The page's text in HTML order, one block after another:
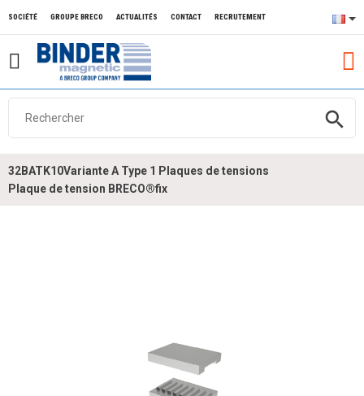
search
SOCIÉTÉ GROUPE BRECO ACTUALITÉS CONTACT RECRUTEMENT
32BATK10Variante A Type 1 Plaques de tensions
Plaque de tension BRECO®fix